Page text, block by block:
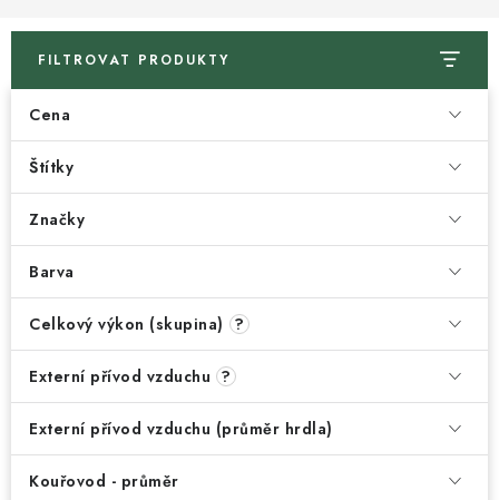
FILTROVAT PRODUKTY
Cena
Štítky
Značky
Barva
Celkový výkon (skupina) ?
Externí přívod vzduchu ?
Externí přívod vzduchu (průměr hrdla)
Kouřovod - průměr